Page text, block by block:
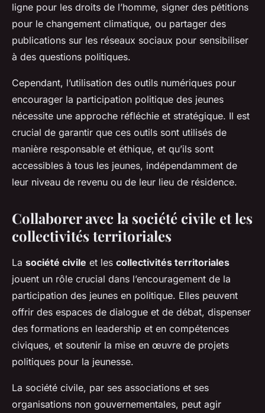
ligne pour les droits de l’homme, signer des pétitions
pour le changement climatique, ou partager des
publications sur les réseaux sociaux pour sensibiliser
à des questions politiques.
Cependant, l’utilisation des outils numériques pour
encourager la participation politique des jeunes
nécessite une approche réfléchie et stratégique. Il est
crucial de garantir que ces outils sont utilisés de
manière responsable et éthique, et qu’ils sont
accessibles à tous les jeunes, indépendamment de
leur niveau de revenu ou de leur lieu de résidence.
Collaborer avec la société civile et les
collectivités territoriales
La société civile et les collectivités territoriales
jouent un rôle crucial dans l’encouragement de la
participation des jeunes en politique. Elles peuvent
offrir des espaces de dialogue et de débat, dispenser
des formations en leadership et en compétences
civiques, et soutenir la mise en œuvre de projets
politiques pour la jeunesse.
La société civile, par ses associations et ses
organisations non gouvernementales, peut agir